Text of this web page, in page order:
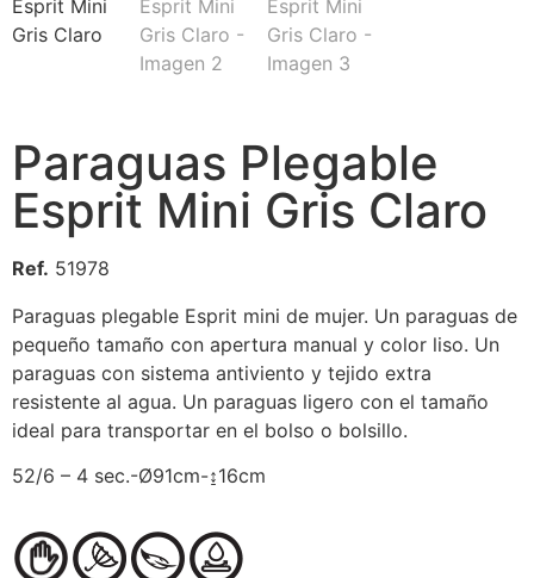
Paraguas Plegable
Esprit Mini Gris Claro
Ref. 51978
Paraguas plegable Esprit mini de mujer. Un paraguas de
pequeño tamaño con apertura manual y color liso. Un
paraguas con sistema antiviento y tejido extra
resistente al agua. Un paraguas ligero con el tamaño
ideal para transportar en el bolso o bolsillo.
52/6 – 4 sec.-Ø91cm-↨16cm